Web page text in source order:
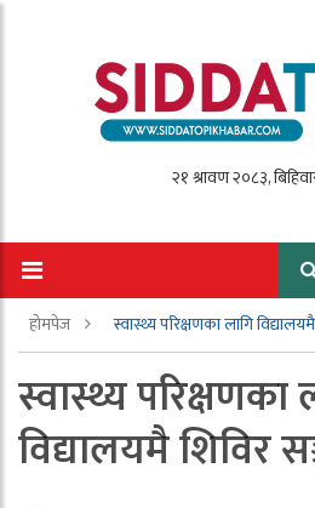
होमपेज स्वास्थ्य परिक्षणका लागि
स्वास्थ्य परिक्षणका
विद्यालयमै शिविर